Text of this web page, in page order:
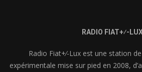
RADIO FIAT+⁄-
Radio Fiat+⁄-Lux est une station
expérimentale mise sur pied en 2008,